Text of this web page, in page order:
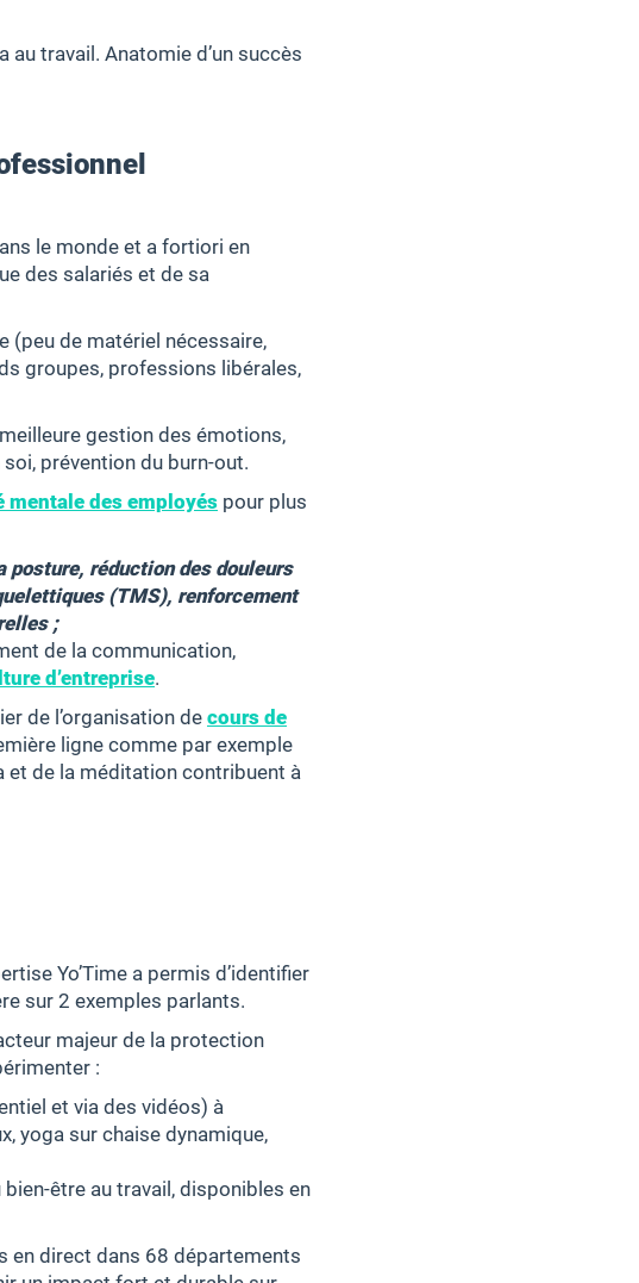
travail. Anatomie d’un succès
le monde et a fortiori en
des salariés et de sa
(peu de matériel nécessaire,
groupes, professions libérales,
gestion des émotions,
prévention du burn-out.
mentale des employés pour plus
réduction des douleurs
(TMS), renforcement
;
de la communication,
d’entreprise.
de l’organisation de cours de
ligne comme par exemple
et de la méditation contribuent à
Yo’Time a permis d’identifier
sur 2 exemples parlants.
majeur de la protection
:
et via des vidéos) à
yoga sur chaise dynamique,
être au travail, disponibles en
en direct dans 68 départements